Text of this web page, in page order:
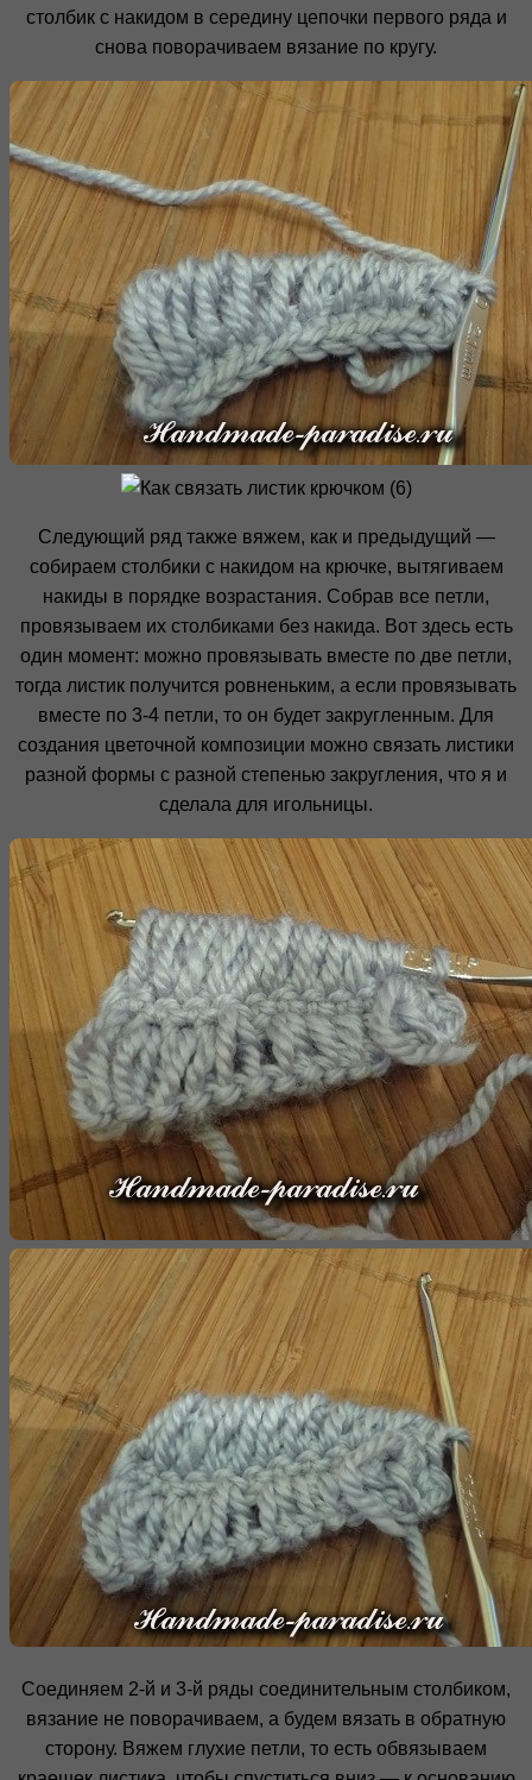
столбик с накидом в середину цепочки первого ряда и
снова поворачиваем вязание по кругу.
Следующий ряд также вяжем, как и предыдущий —
собираем столбики с накидом на крючке, вытягиваем
накиды в порядке возрастания. Собрав все петли,
провязываем их столбиками без накида. Вот здесь есть
один момент: можно провязывать вместе по две петли,
тогда листик получится ровненьким, а если провязывать
вместе по 3-4 петли, то он будет закругленным. Для
создания цветочной композиции можно связать листики
разной формы с разной степенью закругления, что я и
сделала для игольницы.
Соединяем 2-й и 3-й ряды соединительным столбиком,
вязание не поворачиваем, а будем вязать в обратную
сторону. Вяжем глухие петли, то есть обвязываем